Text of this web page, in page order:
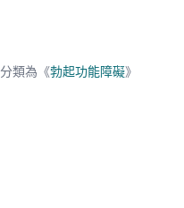
分類為《勃起功能障礙》